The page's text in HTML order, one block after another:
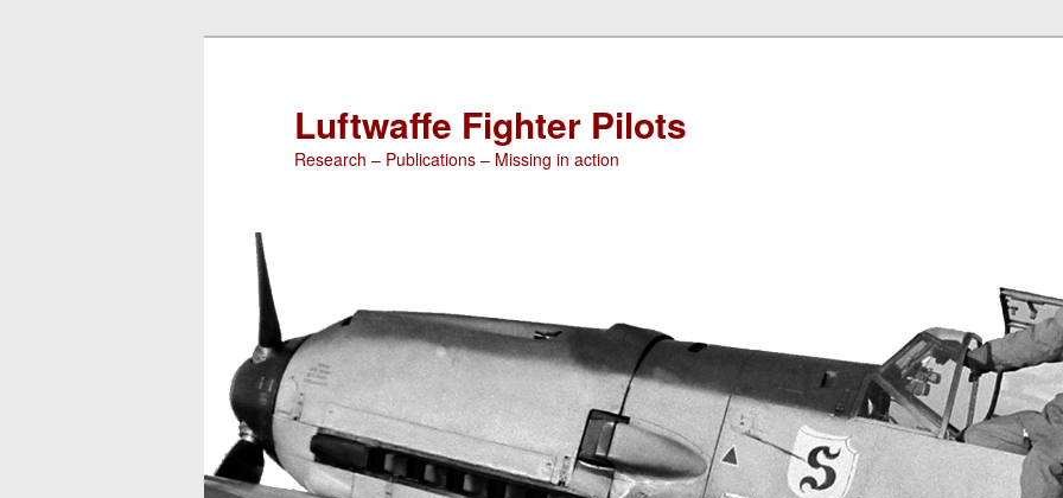
Luftwaffe Fighter Pilots
Research – Publications – Missing in action